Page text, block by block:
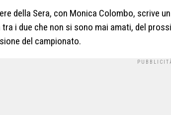
della Sera, con Monica Colombo, scrive
i due che non si sono mai amati, del
del campionato.